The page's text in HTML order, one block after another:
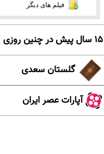
فیلم های دیگر
۱۵ سال پیش در چنین روزی
گلستان سعدی
آپارات عصر ایران